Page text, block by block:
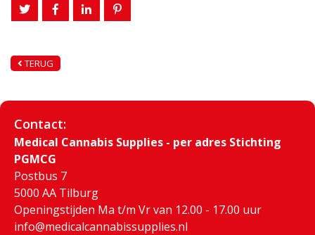
TERUG
Contact:
Medical Cannabis Supplies - per adres Stichting
PGMCG
Postbus 7
5000 AA Tilburg
Openingstijden Ma t/m Vr van 12.00 - 17.00 uur
info@medicalcannabissupplies.nl